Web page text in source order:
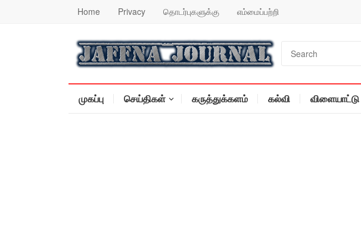
Home Privacy தொடர்புகளுக்கு எம்மைப்பற்றி
முகப்பு செய்திகள் கருத்துக்களம் கல்வி விளையாட்டு